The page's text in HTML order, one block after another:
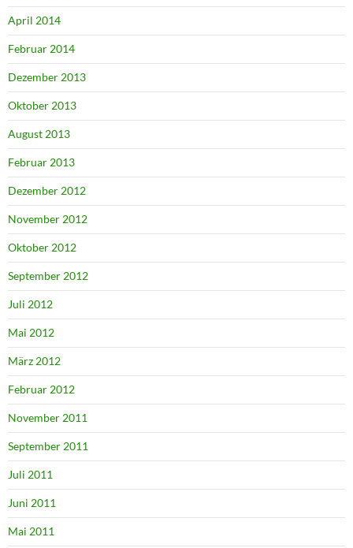
April 2014
Februar 2014
Dezember 2013
Oktober 2013
August 2013
Februar 2013
Dezember 2012
November 2012
Oktober 2012
September 2012
Juli 2012
Mai 2012
März 2012
Februar 2012
November 2011
September 2011
Juli 2011
Juni 2011
Mai 2011